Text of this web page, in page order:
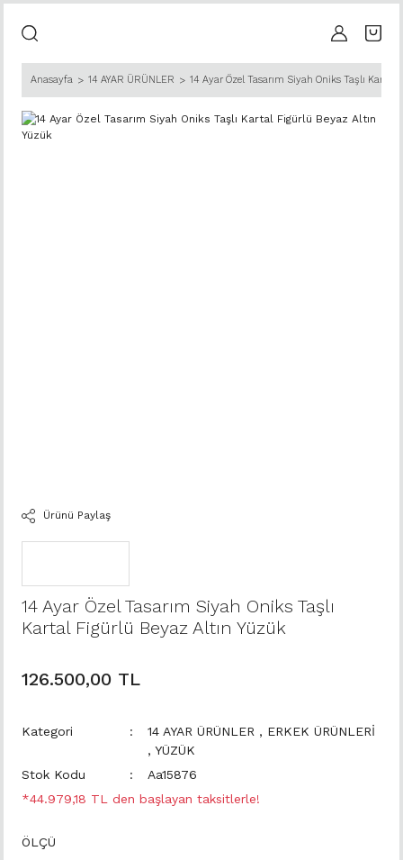
Anasayfa 14 AYAR ÜRÜNLER 14 Ayar Özel Tasarım Siyah Oniks Taşlı Kartal
Ürünü Paylaş
14 Ayar Özel Tasarım Siyah Oniks Taşlı
Kartal Figürlü Beyaz Altın Yüzük
126.500,00 TL
Kategori 14 AYAR ÜRÜNLER , ERKEK ÜRÜNLERİ
, YÜZÜK
Stok Kodu
Aa15876
*44.979,18 TL den başlayan taksitlerle!
ÖLÇÜ